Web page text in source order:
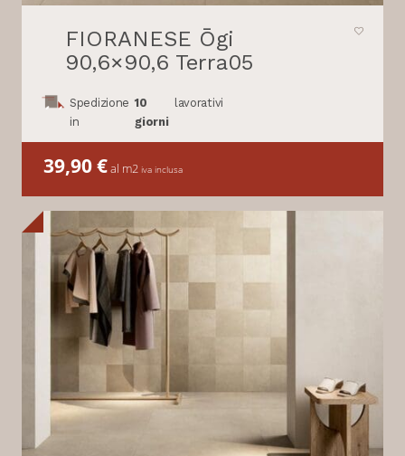
FIORANESE Ōgi
90,6×90,6 Terra05
Spedizione
in
10
giorni
lavorativi
39,90€al m2 iva inclusa